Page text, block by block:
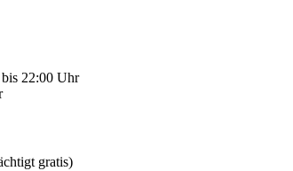
22:00 Uhr
gratis)